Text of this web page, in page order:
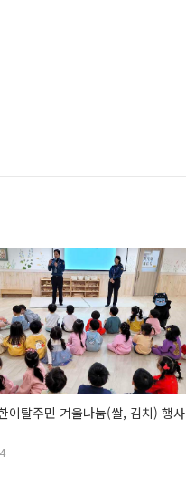
이탈주민 겨울나눔(쌀, 김치) 행사